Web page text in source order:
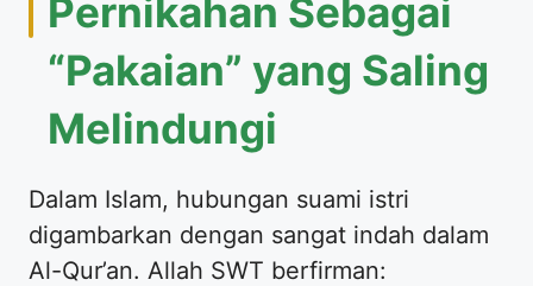
​Pernikahan Sebagai
“Pakaian” yang Saling
Melindungi
​Dalam Islam, hubungan suami istri
digambarkan dengan sangat indah dalam
Al-Qur’an. Allah SWT berfirman: